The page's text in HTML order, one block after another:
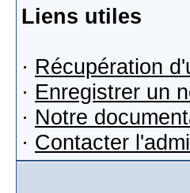
Liens utiles
· Récupération
· Enregistrer un
· Notre
· Contacter